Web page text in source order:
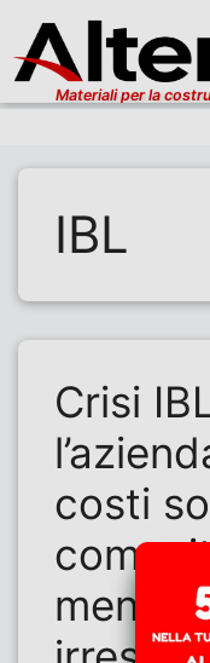
Materiali per la
IBL
Crisi
costi
mentre